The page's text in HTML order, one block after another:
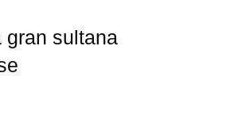
gran sultana